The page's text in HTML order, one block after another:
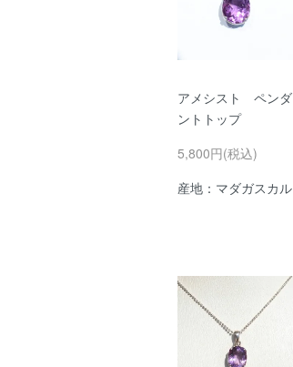
アメシスト ペンダ
ントトップ
5,800円(税込)
産地：マダガスカル